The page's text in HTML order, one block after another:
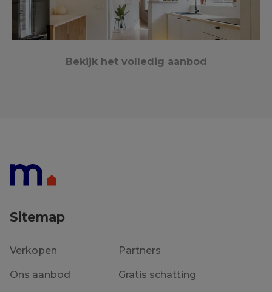
Bekijk het volledig aanbod
Sitemap
Verkopen
Ons aanbod
Partners
Gratis schatting